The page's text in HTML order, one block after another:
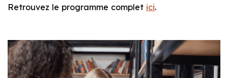
Retrouvez le programme complet ici.